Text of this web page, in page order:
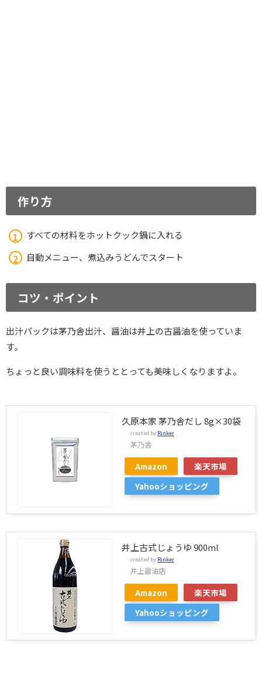
作り方
すべての材料をホットクック鍋に入れる
自動メニュー、煮込みうどんでスタート
コツ・ポイント
出汁パックは茅乃舎出汁、醤油は井上の古醤油を使っていま
す。
ちょっと良い調味料を使うととっても美味しくなりますよ。
久原本家 茅乃舎だし 8g×30袋
created by Rinker
茅乃舎
Amazon
楽天市場
Yahooショッピング
井上古式じょうゆ 900ml
created by Rinker
井上醤油店
Amazon
楽天市場
Yahooショッピング